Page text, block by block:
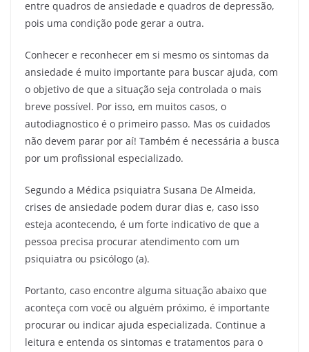
entre quadros de ansiedade e quadros de depressão,
pois uma condição pode gerar a outra.
Conhecer e reconhecer em si mesmo os sintomas da
ansiedade é muito importante para buscar ajuda, com
o objetivo de que a situação seja controlada o mais
breve possível. Por isso, em muitos casos, o
autodiagnostico é o primeiro passo. Mas os cuidados
não devem parar por aí! Também é necessária a busca
por um profissional especializado.
Segundo a Médica psiquiatra Susana De Almeida,
crises de ansiedade podem durar dias e, caso isso
esteja acontecendo, é um forte indicativo de que a
pessoa precisa procurar atendimento com um
psiquiatra ou psicólogo (a).
Portanto, caso encontre alguma situação abaixo que
aconteça com você ou alguém próximo, é importante
procurar ou indicar ajuda especializada. Continue a
leitura e entenda os sintomas e tratamentos para o